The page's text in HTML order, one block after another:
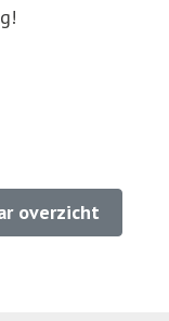
overzicht